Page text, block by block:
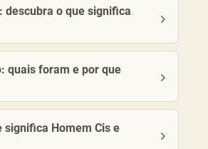
descubra o que significa
quais foram e por que
significa Homem Cis e